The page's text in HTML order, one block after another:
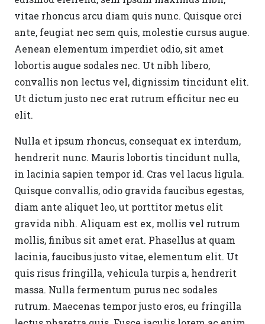
vitae rhoncus arcu diam quis nunc. Quisque orci
ante, feugiat nec sem quis, molestie cursus augue.
Aenean elementum imperdiet odio, sit amet
lobortis augue sodales nec. Ut nibh libero,
convallis non lectus vel, dignissim tincidunt elit.
Ut dictum justo nec erat rutrum efficitur nec eu
elit.
Nulla et ipsum rhoncus, consequat ex interdum,
hendrerit nunc. Mauris lobortis tincidunt nulla,
in lacinia sapien tempor id. Cras vel lacus ligula.
Quisque convallis, odio gravida faucibus egestas,
diam ante aliquet leo, ut porttitor metus elit
gravida nibh. Aliquam est ex, mollis vel rutrum
mollis, finibus sit amet erat. Phasellus at quam
lacinia, faucibus justo vitae, elementum elit. Ut
quis risus fringilla, vehicula turpis a, hendrerit
massa. Nulla fermentum purus nec sodales
rutrum. Maecenas tempor justo eros, eu fringilla